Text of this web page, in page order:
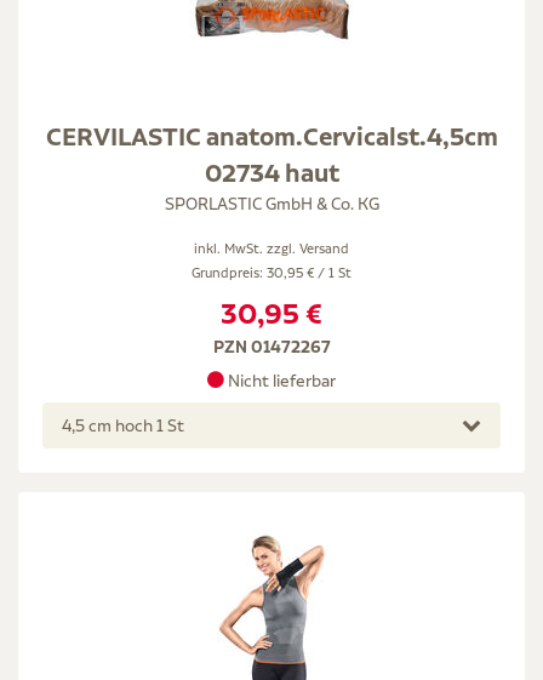
CERVILASTIC anatom.Cervicalst.4,5cm
02734 haut
SPORLASTIC GmbH & Co. KG
inkl. MwSt. zzgl. Versand
Grundpreis: 30,95 € / 1 St
30,95 €
PZN 01472267
Nicht lieferbar
4,5 cm hoch 1 St